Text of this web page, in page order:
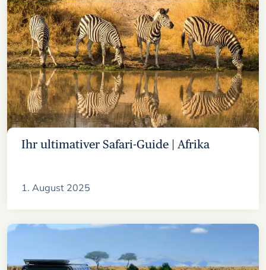
Ihr ultimativer Safari-Guide | Afrika
1. August 2025